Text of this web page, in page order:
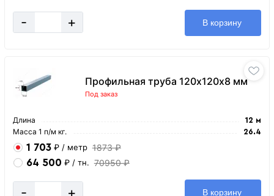
- + В корзину
Профильная труба 120х120х8 мм
Под заказ
Длина 12 м
Масса 1 п/м кг. 26.4
1 703 ₽ / метр 1873 ₽
64 500 ₽ / тн. 70950 ₽
- + В корзину